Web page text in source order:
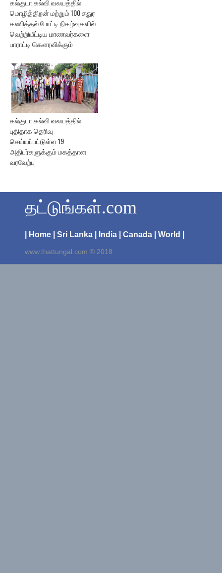
கல்குடா கல்வி வலயத்தில்
மொழித்திறன் மற்றும் 100 சதுர
கணித்தல் போட்டி நிகழ்வுகளில்
வெற்றியீட்டிய மாணவர்களை
பாராட்டி கௌரவிக்கும்
கல்குடா கல்வி வலயத்தில்
புதிதாக தெரிவு
செய்யப்பட்டுள்ள 19
அதிபர்களுக்கும் மகத்தான
வரவேற்பு
தட்டுங்கள்.com
| Home | Sri Lanka | India | Canada | World |
www.thattungal.com © 2018